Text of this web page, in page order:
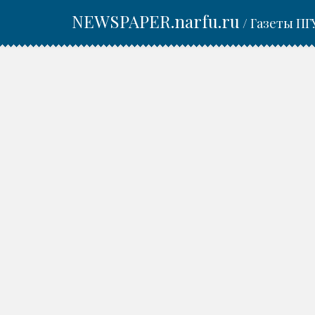
NEWSPAPER.narfu.ru / Газеты